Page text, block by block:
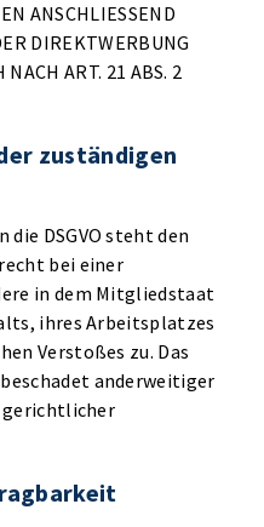
ANSCHLIESSEND
DIREKTWERBUNG
ART. 21 ABS. 2
zuständigen
DSGVO steht den
bei einer
in dem Mitgliedstaat
ihres Arbeitsplatzes
Verstoßes zu. Das
anderweitiger